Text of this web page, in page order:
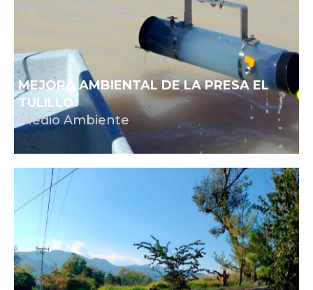
MEJORA AMBIENTAL DE LA PRESA EL
TULILLO
Medio Ambiente